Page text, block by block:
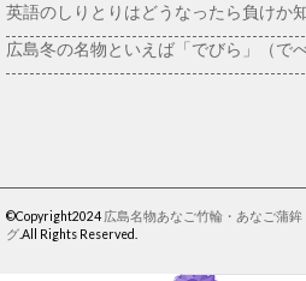
英語のしりとりはどうなったら負けか
広島冬の名物といえば「でびら」（でべ
©Copyright2024 広島名物あなご竹輪・あなご蒲
グ.All Rights Reserved.